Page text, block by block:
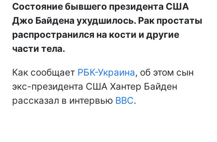
Состояние бывшего президента США
Джо Байдена ухудшилось. Рак простаты
распространился на кости и другие
части тела.
Как сообщает РБК-Украина, об этом сын
экс-президента США Хантер Байден
рассказал в интервью BBC.